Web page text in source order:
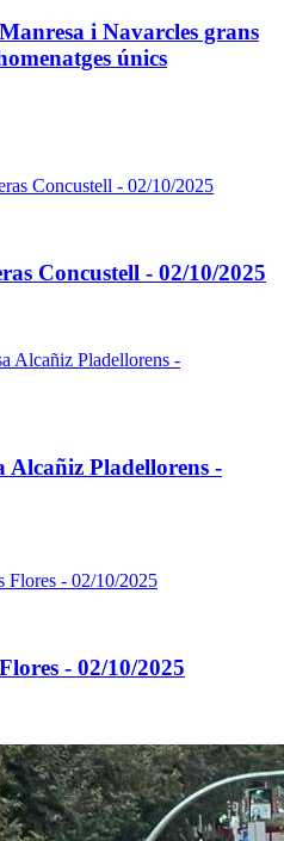
i Navarcles grans
únics
Concustell - 02/10/2025
Pladellorens -
- 02/10/2025